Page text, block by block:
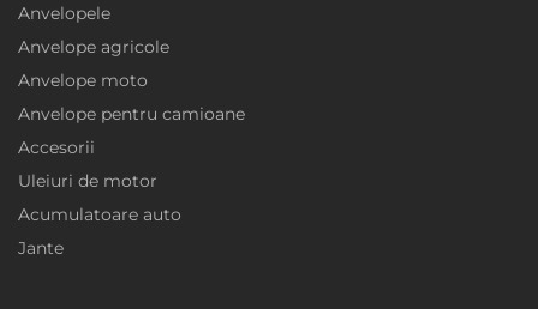
Anvelopele
Anvelope agricole
Anvelope moto
Anvelope pentru camioane
Accesorii
Uleiuri de motor
Acumulatoare auto
Jante